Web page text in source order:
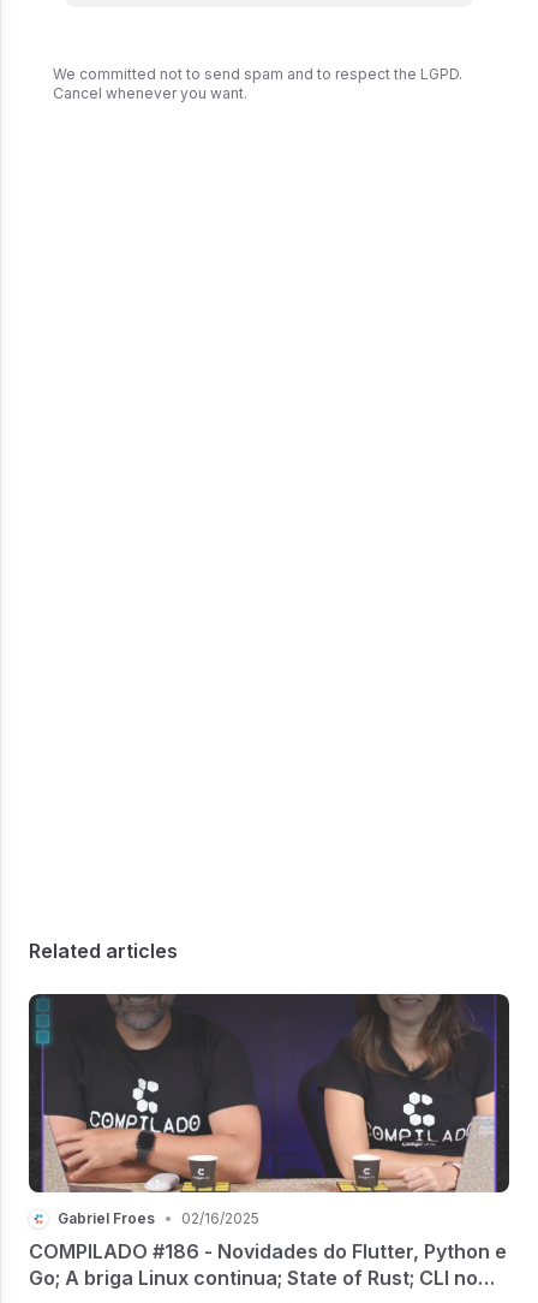
We committed not to send spam and to respect the LGPD.
Cancel whenever you want.
Related articles
Gabriel Froes • 02/16/2025
COMPILADO #186 - Novidades do Flutter, Python e
Go; A briga Linux continua; State of Rust; CLI no